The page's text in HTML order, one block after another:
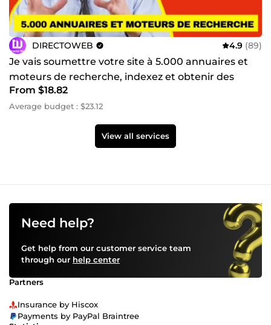
DIRECTOWEB 4.9 (89)
Je vais soumettre votre site à 5.000 annuaires et
moteurs de recherche, indexez et obtenir des
backlinks
From $18.82
Average budget : $23.12
View all services
Need help?
Get help from our customer service team
through our help center
Partners
Insurance by Hiscox
Payments by PayPal Braintree